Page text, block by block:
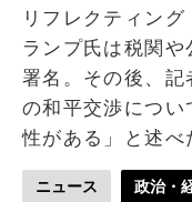
リフレクティン
ランプ氏は税関
署名。その後、記
の和平交渉につ
性がある」と述
ニュース 政治・